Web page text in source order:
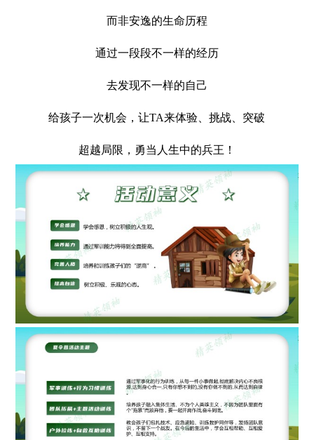
而非安逸的生命历程
通过一段段不一样的经历
去发现不一样的自己
给孩子一次机会，让TA来体验、挑战、突破
超越局限，勇当人生中的兵王！